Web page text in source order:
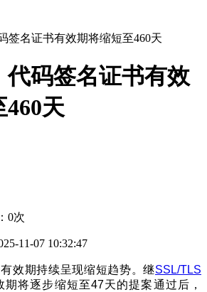
签名证书有效期将缩短至460天
代码签名证书有效
天
0次
11-07 10:32:47
效期持续呈现缩短趋势。继SSL/TLS
期将逐步缩短至47天的提案通过后，